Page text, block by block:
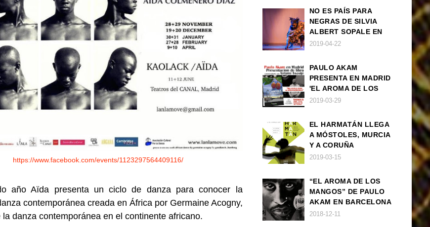
https://www.facebook.com/events/1123297564409116/
año Aïda presenta un ciclo de danza para conocer la
contemporánea creada en África por Germaine Acogny,
la danza contemporánea en el continente africano.
NO ES PAÍS PARA
NEGRAS DE SILVIA
ALBERT SOPALE EN
BARCELONA
2019-04-22
PAULO AKAM
PRESENTA EN MADRID
'EL AROMA DE LOS
MANGOS', UNA
AFRODESCENDENCIA
2019-03-29
EL HARMATÁN LLEGA
A MÓSTOLES, MURCIA
Y A CORUÑA
2019-03-15
“EL AROMA DE LOS
MANGOS” DE PAULO
AKAM EN BARCELONA
2018-12-11